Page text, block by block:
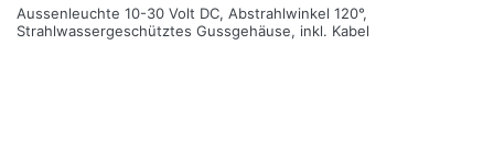
Aussenleuchte 10-30 Volt DC, Abstrahlwinkel 120°,
Strahlwassergeschütztes Gussgehäuse, inkl. Kabel